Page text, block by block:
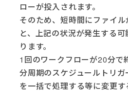
ローが投入されます。
そのため、短時間にファイ
と、上記の状況が発生する
ります。
1回のワークフローが20分で
分周期のスケジュールトリ
を一括で処理する等に変更